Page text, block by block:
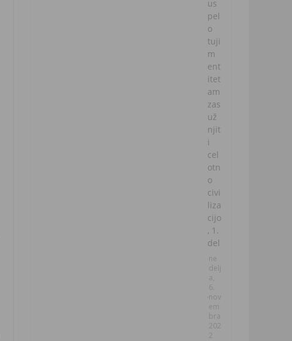
us
pel
o
tuji
m
ent
itet
am
zas
už
njit
i
cel
otn
o
civi
liza
cijo
, 1.
del
ne
delj
a,
6.
nov
em
bra
202
2